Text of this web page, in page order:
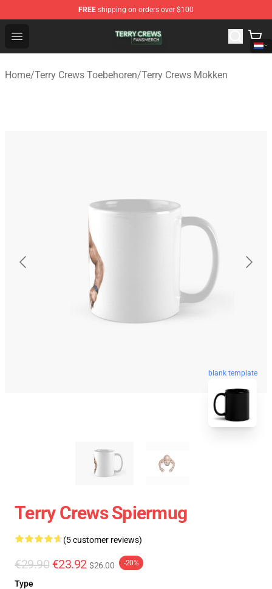
FREE shipping on orders over $100
Open menu
Terry Crews Shop - Official Terry Crews Merchandise
Home/Terry Crews Toebehoren/Terry Crews Mokken
blank template
Terry Crews Spiermug
(5 customer reviews)
€29.90 €23.92 $26.00 -20%
Type